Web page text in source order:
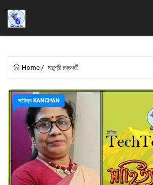
Home / মঞ্জুশ্রী চক্রবর্তী
সাহিত্য KANCHAN